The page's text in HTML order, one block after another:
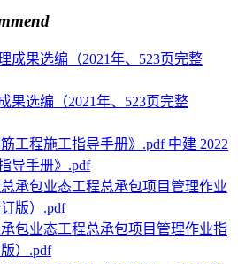
果选编（2021年、523页完整
中建 2022
导手册》.pdf
包业态工程总承包项目管理作业指
）.pdf